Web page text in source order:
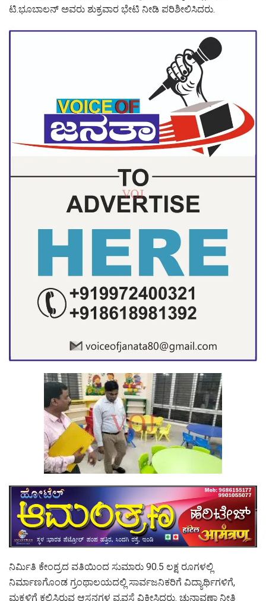
ಟಿ.ಭೂಬಾಲನ್ ಅವರು ಶುಕ್ರವಾರ ಭೇಟಿ ನೀಡಿ ಪರಿಶೀಲಿಸಿದರು.
ನಿರ್ಮಿತಿ ಕೇಂದ್ರದ ವತಿಯಿಂದ ಸುಮಾರು 90.5 ಲಕ್ಷ ರೂಗಳಲ್ಲಿ
ನಿರ್ಮಾಣಗೊಂಡ ಗ್ರಂಥಾಲಯದಲ್ಲಿ ಸಾರ್ವಜನಿಕರಿಗೆ ವಿದ್ಯಾರ್ಥಿಗಳಿಗೆ,
ಮಕ್ಕಳಿಗೆ ಕಲ್ಪಿಸಿರುವ ಆಸನಗಳ ವ್ಯವಸ್ಥೆ ವಿಕ್ಷೀಸಿದರು. ಚುನಾವಣಾ ನೀತಿ